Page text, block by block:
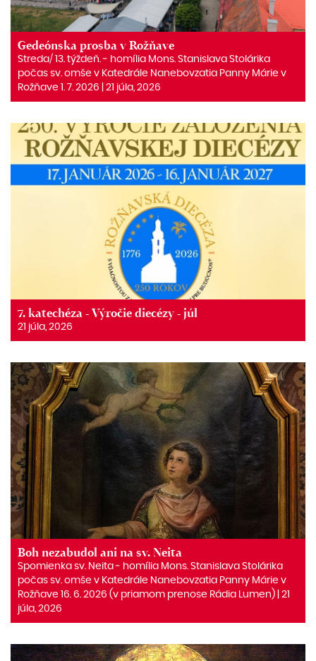
Gedeónska prosba v Rožňave
Streda/ 13. týždeň. ‒ homília Mons. Stanislava Stolárika
počas sv. omše v Katedrále Nanebovzatia Panny Márie v
Rožňave 1. 7. 2026 | 21 júla, 2026
7. katechéza - Výročie diecézy - júl
21 júla, 2026
Boh nezabudol ani na sv. Neita
Spomienka sv. Neita ‒ homília Mons. Stanislava Stolárika
počas sv. omše v Katedrále Nanebovzatia Panny Márie v
Rožňave 16. 6. 2026 (v priamom prenose Rádia Lumen) | 21
júla, 2026